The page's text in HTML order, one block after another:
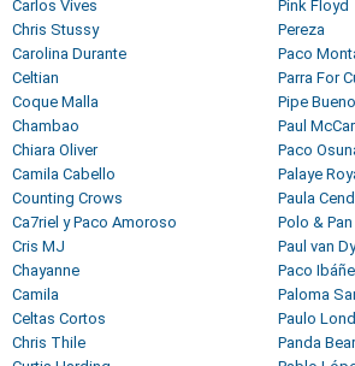
Carlos Vives
Chris Stussy
Carolina Durante
Celtian
Coque Malla
Chambao
Chiara Oliver
Camila Cabello
Counting Crows
Ca7riel y Paco Amoroso
Cris MJ
Chayanne
Camila
Celtas Cortos
Chris Thile
Pink Floyd
Pereza
Paco
Parra For
Pipe Bueno
Paul
Paco
Palaye
Paula
Polo & Pan
Paul van
Paco
Paloma
Paulo
Panda Bear